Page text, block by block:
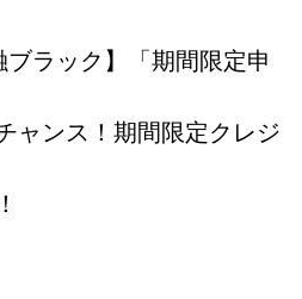
ラック】「期間限定申
ャンス！期間限定クレジ